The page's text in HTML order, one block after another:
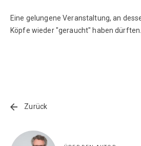
Eine gelungene Veranstaltung, an
Köpfe wieder "geraucht" haben dürften...
Zurück